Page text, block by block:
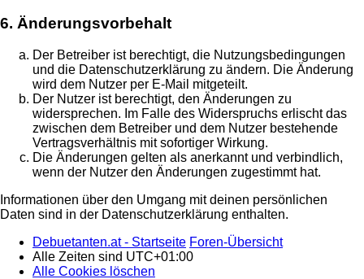
6. Änderungsvorbehalt
Der Betreiber ist berechtigt, die Nutzungsbedingungen
und die Datenschutzerklärung zu ändern. Die Änderung
wird dem Nutzer per E-Mail mitgeteilt.
Der Nutzer ist berechtigt, den Änderungen zu
widersprechen. Im Falle des Widerspruchs erlischt das
zwischen dem Betreiber und dem Nutzer bestehende
Vertragsverhältnis mit sofortiger Wirkung.
Die Änderungen gelten als anerkannt und verbindlich,
wenn der Nutzer den Änderungen zugestimmt hat.
Informationen über den Umgang mit deinen persönlichen
Daten sind in der Datenschutzerklärung enthalten.
Debuetanten.at - Startseite Foren-Übersicht
Alle Zeiten sind UTC+01:00
Alle Cookies löschen